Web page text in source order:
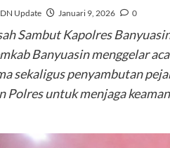
Update Januari 9, 2026 0
Sambut Kapolres
Banyuasin menggelar
sekaligus penyambutan
Polres untuk menjaga